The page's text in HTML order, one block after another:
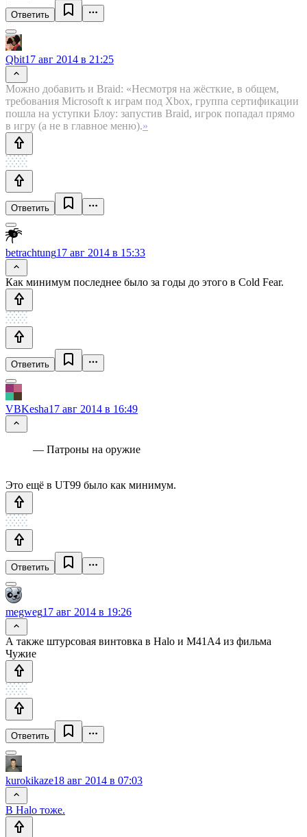
Ответить
Qbit17 авг 2014 в 21:25
Можно добавить и Braid: «Несмотря на жёсткие, в общем,
требования Microsoft к играм под Xbox, группа сертификации
пошла на уступки Блоу: запустив Braid, игрок попадал прямо
в игру (а не в главное меню).»
Ответить
betrachtung17 авг 2014 в 15:33
Как минимум последнее было за годы до этого в Cold Fear.
Ответить
VBKesha17 авг 2014 в 16:49
— Патроны на оружие
Это ещё в UT99 было как минимум.
Ответить
megweg17 авг 2014 в 19:26
А также штурсовая винтовка в Halo и M41A4 из фильма
Чужие
Ответить
kurokikaze18 авг 2014 в 07:03
В Halo тоже.